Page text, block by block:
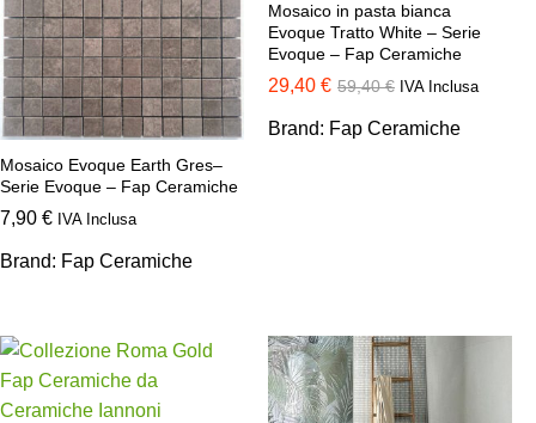
Mosaico Evoque Earth Gres–
Serie Evoque – Fap Ceramiche
7,90 € IVA Inclusa
Brand: Fap Ceramiche
Mosaico in pasta bianca
Evoque Tratto White – Serie
Evoque – Fap Ceramiche
29,40 € 59,40€ IVA Inclusa
Brand: Fap Ceramiche